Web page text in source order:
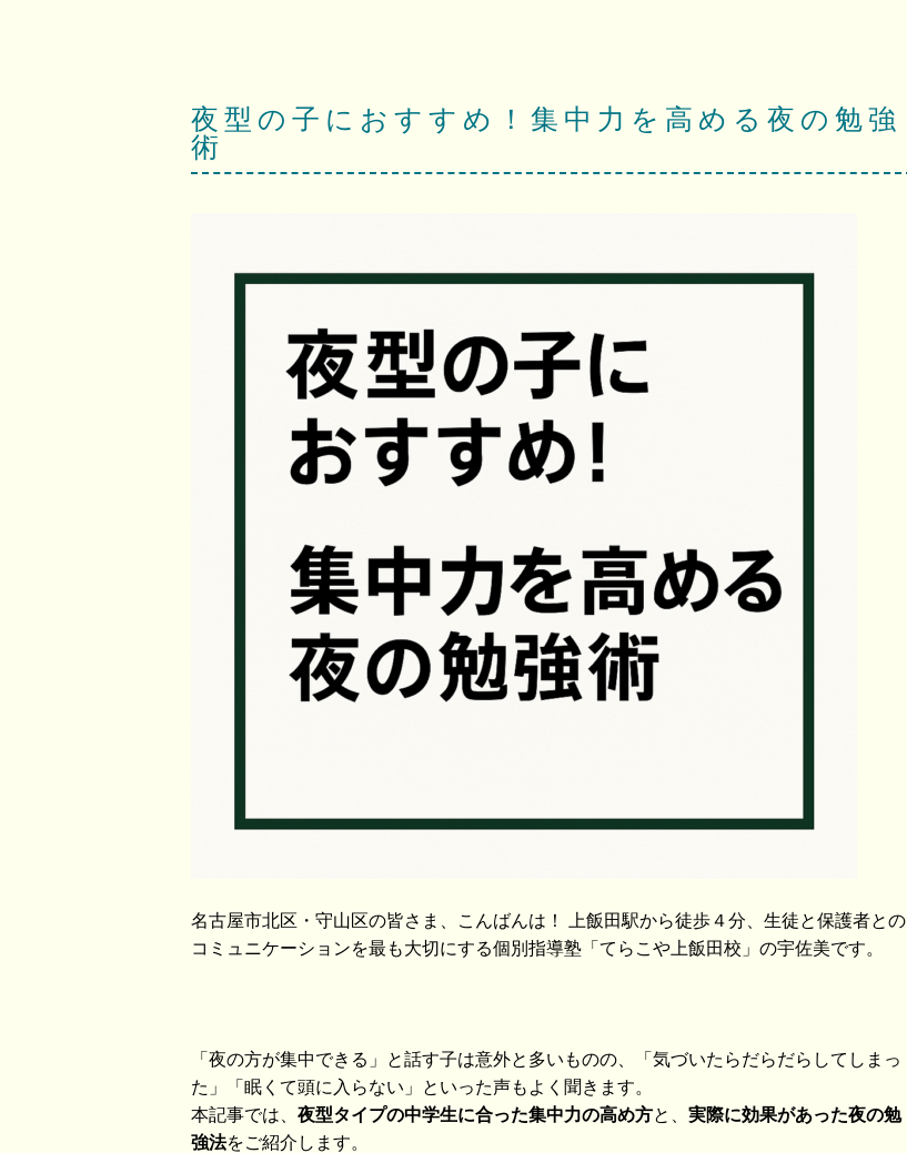
夜型の子におすすめ！集中力を高める夜の勉強
術
名古屋市北区・守山区の皆さま、こんばんは！ 上飯田駅から徒歩４分、生徒と保護者との
コミュニケーションを最も大切にする個別指導塾「てらこや上飯田校」の宇佐美です。
「夜の方が集中できる」と話す子は意外と多いものの、「気づいたらだらだらしてしまっ
た」「眠くて頭に入らない」といった声もよく聞きます。
本記事では、 夜型タイプの中学生に合った集中力の高め方と、 実際に効果があった夜の勉
強法をご紹介します。